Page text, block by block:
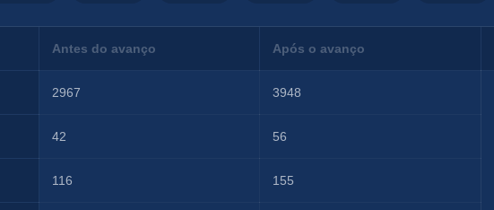
Antes do avanço Após o avanço
2967 3948
42 56
116 155